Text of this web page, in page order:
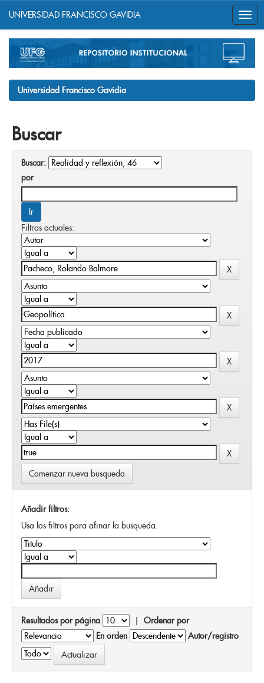
navigation
UNIVERSIDAD FRANCISCO GAVIDIA
Universidad Francisco Gavidia
Buscar
Buscar:
por
Filtros actuales:
Comenzar nueva busqueda
Añadir filtros:
Usa los filtros para afinar la busqueda.
Resultados por página | Ordenar por
En orden
Autor/registro